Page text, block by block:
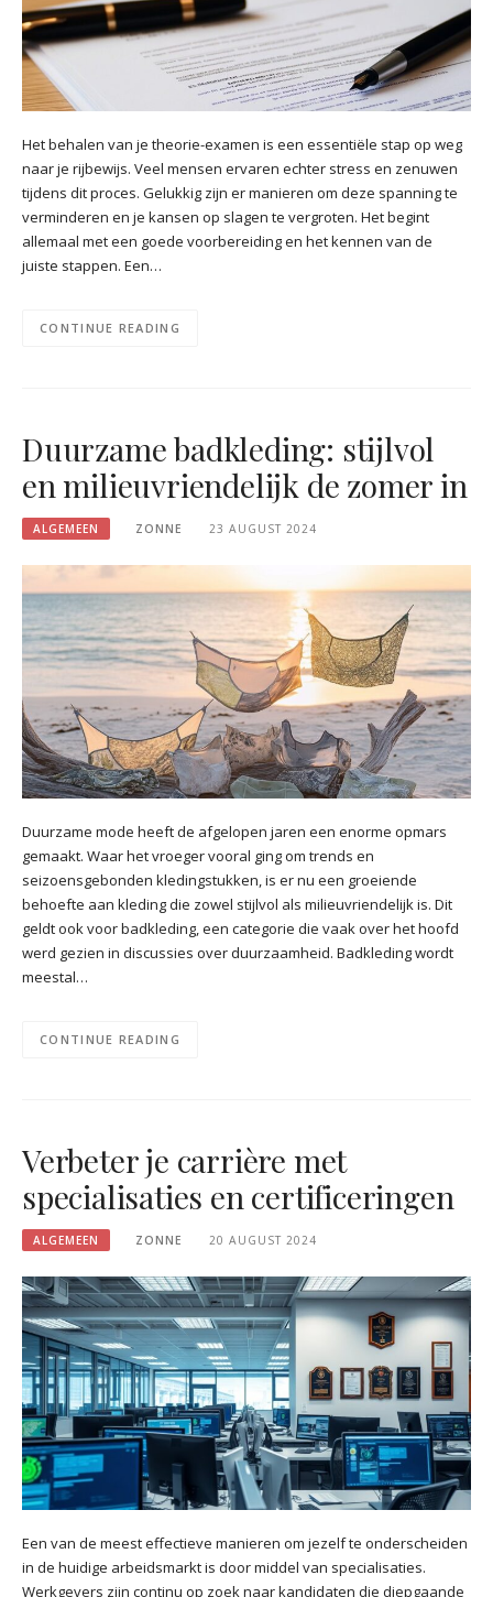
Het behalen van je theorie-examen is een essentiële stap op weg
naar je rijbewijs. Veel mensen ervaren echter stress en zenuwen
tijdens dit proces. Gelukkig zijn er manieren om deze spanning te
verminderen en je kansen op slagen te vergroten. Het begint
allemaal met een goede voorbereiding en het kennen van de
juiste stappen. Een…
CONTINUE READING
Duurzame badkleding: stijlvol
en milieuvriendelijk de zomer in
ALGEMEEN ZONNE 23 AUGUST 2024
Duurzame mode heeft de afgelopen jaren een enorme opmars
gemaakt. Waar het vroeger vooral ging om trends en
seizoensgebonden kledingstukken, is er nu een groeiende
behoefte aan kleding die zowel stijlvol als milieuvriendelijk is. Dit
geldt ook voor badkleding, een categorie die vaak over het hoofd
werd gezien in discussies over duurzaamheid. Badkleding wordt
meestal…
CONTINUE READING
Verbeter je carrière met
specialisaties en certificeringen
ALGEMEEN ZONNE 20 AUGUST 2024
Een van de meest effectieve manieren om jezelf te onderscheiden
in de huidige arbeidsmarkt is door middel van specialisaties.
Werkgevers zijn continu op zoek naar kandidaten die diepgaande